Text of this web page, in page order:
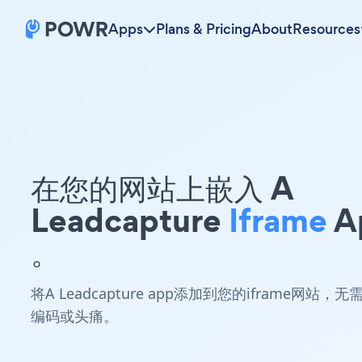
Apps Plans & PricingAboutResources
在您的网站上嵌入 A
Leadcapture Iframe
。
将A Leadcapture app添加到您的iframe网站，无
编码或头痛。